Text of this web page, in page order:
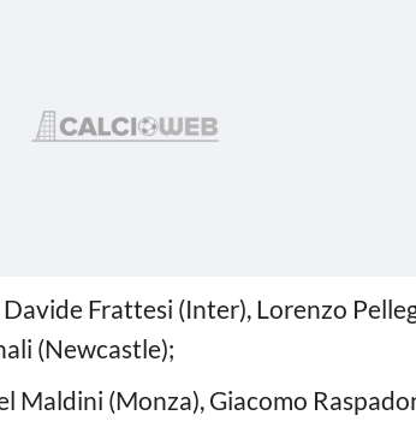
Frattesi (Inter), Lorenzo
(Newcastle);
Maldini (Monza), Giacomo